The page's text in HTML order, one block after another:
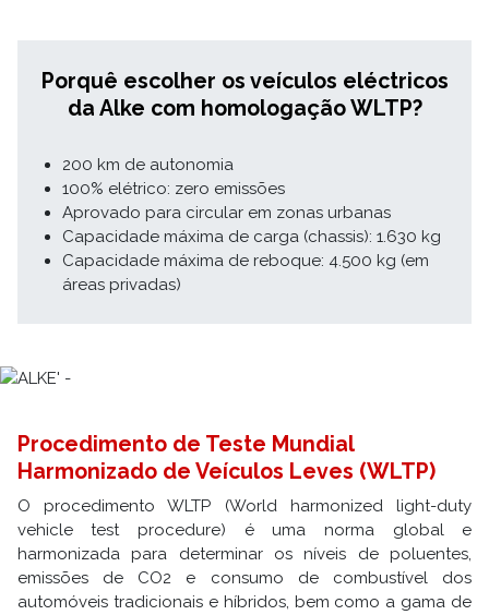
Porquê escolher os veículos eléctricos
da Alke com homologação WLTP?
200 km de autonomia
100% elétrico: zero emissões
Aprovado para circular em zonas urbanas
Capacidade máxima de carga (chassis): 1.630 kg
Capacidade máxima de reboque: 4.500 kg (em
áreas privadas)
Procedimento de Teste Mundial
Harmonizado de Veículos Leves (WLTP)
O procedimento WLTP (World harmonized light-duty
vehicle test procedure) é uma norma global e
harmonizada para determinar os níveis de poluentes,
emissões de CO2 e consumo de combustível dos
automóveis tradicionais e híbridos, bem como a gama de